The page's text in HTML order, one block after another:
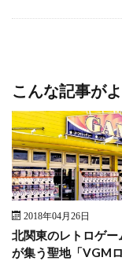
こんな記事が
2018年04月26日
北関東のレトロゲー
が集う聖地「VGM